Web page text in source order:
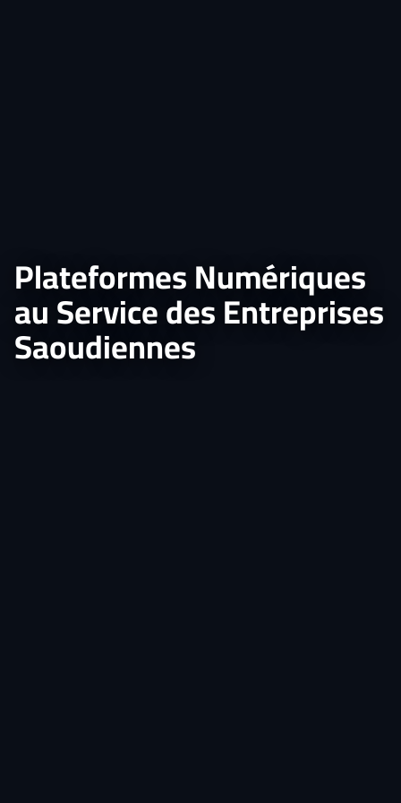
Plateformes Numériques
au Service des Entreprises
Saoudiennes